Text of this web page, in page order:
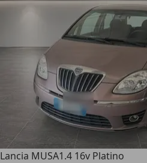
Lancia MUSA1.4 16v Platino